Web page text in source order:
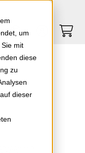
um
mit
diese
zu
dieser
Springe zum Footer
ein.